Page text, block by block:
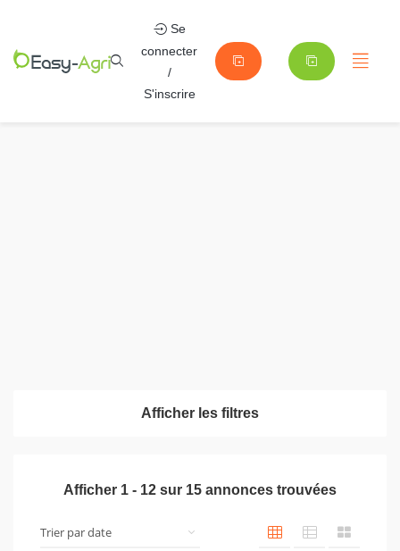
Se
connecter
/
S'inscrire
Afficher les filtres
Afficher 1 - 12 sur 15 annonces trouvées